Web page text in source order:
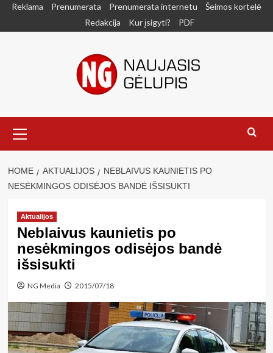
SkipReklama Prenumerata Prenumerata internetu
Šeimos kortelė
Redakcija
Kur įsigyti? PDF
Menu
HOME AKTUALIJOS
NEBLAIVUS KAUNIETIS PO
NESĖKMINGOS ODISĖJOS BANDĖ IŠSISUKTI
Aktualijos
Neblaivus kaunietis po
nesėkmingos odisėjos bandė
išsisukti
NG Media 2015/07/18